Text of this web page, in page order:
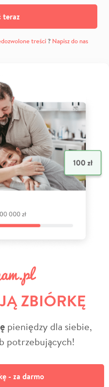
teraz
treści? Napisz do nas
ZBIÓRKĘ
pieniędzy dla siebie,
potrzebujących!
- za darmo